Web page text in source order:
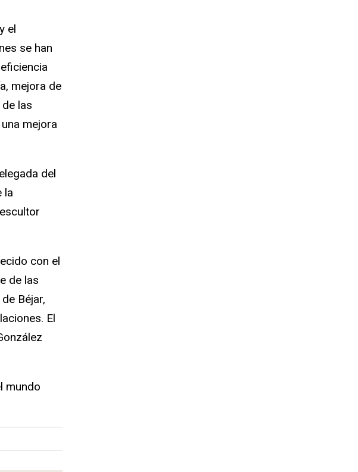
el
se han
mejora de
las
mejora
del
la
con el
de las
Béjar,
El
mundo